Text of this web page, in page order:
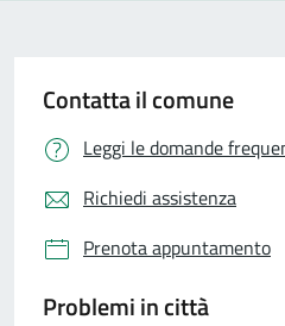
Contatta il comune
Leggi le domande
Richiedi assistenza
Prenota appuntamento
Problemi in città